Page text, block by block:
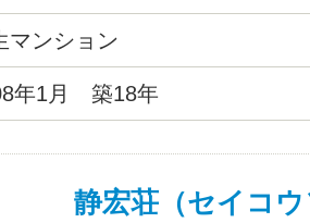
地上に上がると、目の前にマ
ンションまでの近さも魅力で
業しているスーパーも物件目
ら歴史根付く根津の町を見渡
マンション
年1月 築18年
静宏荘（セイコ